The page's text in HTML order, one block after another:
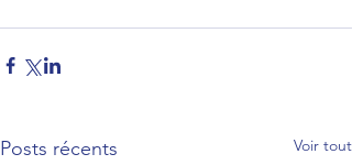
Posts récents Voir tout